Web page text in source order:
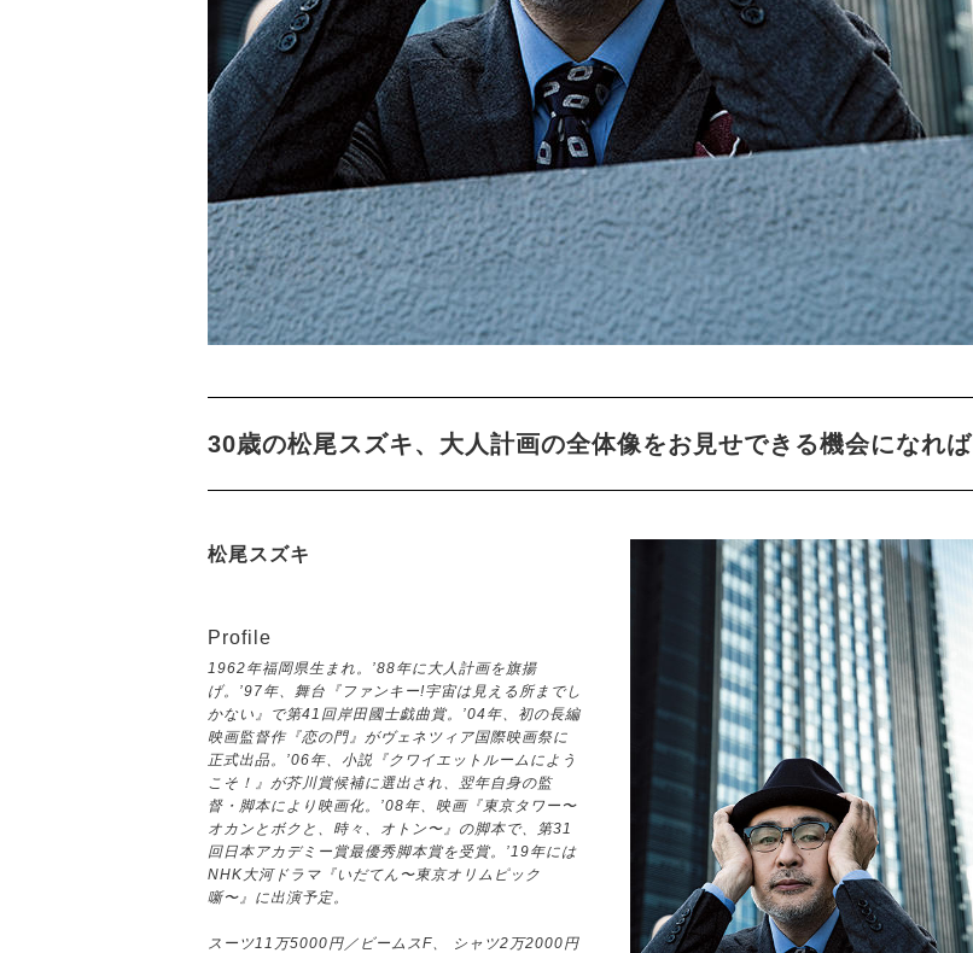
30歳の松尾スズキ、大人計画の全体像をお見せできる機会になれば
松尾スズキ
Profile
1962年福岡県生まれ。’88年に大人計画を旗揚
げ。’97年、舞台『ファンキー!宇宙は見える所までし
かない』で第41回岸田國士戯曲賞。’04年、初の長編
映画監督作『恋の門』がヴェネツィア国際映画祭に
正式出品。’06年、小説『クワイエットルームによう
こそ！』が芥川賞候補に選出され、翌年自身の監
督・脚本により映画化。’08年、映画『東京タワー〜
オカンとボクと、時々、オトン〜』の脚本で、第31
回日本アカデミー賞最優秀脚本賞を受賞。’19年には
NHK大河ドラマ『いだてん〜東京オリムピック
噺〜』に出演予定。
スーツ11万5000円／ビームスF、 シャツ2万2000円